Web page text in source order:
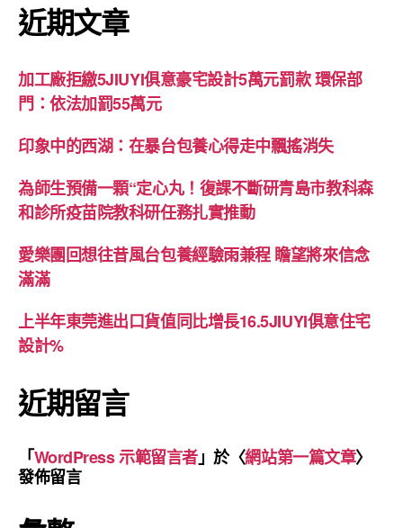
近期文章
加工廠拒繳5JIUYI俱意豪宅設計5萬元罰款 環保部
門：依法加罰55萬元
印象中的西湖：在暴台包養心得走中飄搖消失
為師生預備一顆“定心丸！復課不斷研青島市教科森
和診所疫苗院教科研任務扎實推動
愛樂團回想往昔風台包養經驗雨兼程 瞻望將來信念
滿滿
上半年東莞進出口貨值同比增長16.5JIUYI俱意住宅
設計%
近期留言
「WordPress 示範留言者」於〈網站第一篇文章〉
發佈留言